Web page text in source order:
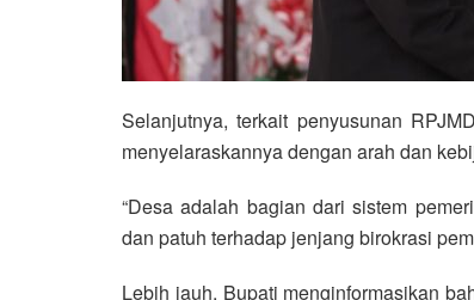
Selanjutnya, terkait penyusunan
menyelaraskannya dengan arah dan
“Desa adalah bagian dari sistem
dan patuh terhadap jenjang birokrasi
Lebih jauh, Bupati menginformasikan